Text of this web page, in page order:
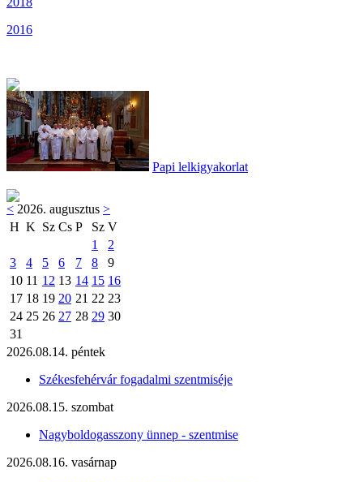
2016
Papi lelkigyakorlat
< 2026. augusztus >
H K Sz Cs P Sz V
1
2
3
4 5 6 7 8
9
10 11 12 13 14 15 16
17 18 19 20 21 22 23
24 25 26 27 28 29 30
31
2026.08.14. péntek
Székesfehérvár fogadalmi szentmiséje
2026.08.15. szombat
Nagyboldogasszony ünnep - szentmise
2026.08.16. vasárnap